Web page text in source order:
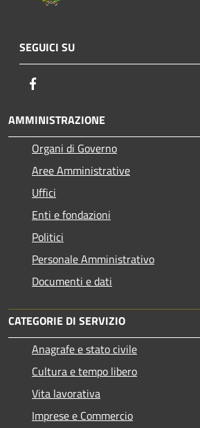
SEGUICI SU
AMMINISTRAZIONE
Organi di Governo
Aree Amministrative
Uffici
Enti e fondazioni
Politici
Personale Amministrativo
Documenti e dati
CATEGORIE DI SERVIZIO
Anagrafe e stato civile
Cultura e tempo libero
Vita lavorativa
Imprese e Commercio